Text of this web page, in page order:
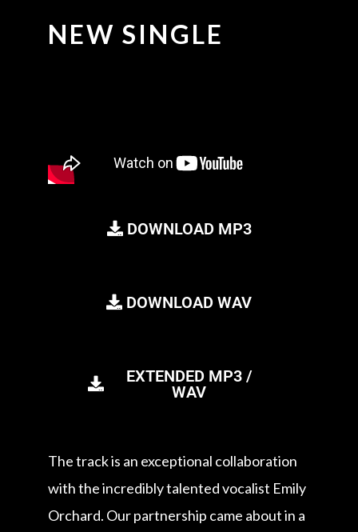
NEW SINGLE
DOWNLOAD MP3
DOWNLOAD WAV
EXTENDED MP3 /
WAV
The track is an exceptional collaboration
with the incredibly talented vocalist Emily
Orchard. Our partnership came about in a